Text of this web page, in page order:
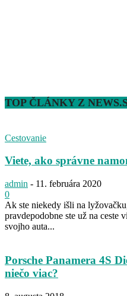
TOP ČLÁNKY Z
Cestovanie
Viete, ako správne
admin - 11. februára 2020
0
Ak ste niekedy išli na
pravdepodobne ste už na ceste
svojho auta...
Porsche Panamera 4S
niečo viac?